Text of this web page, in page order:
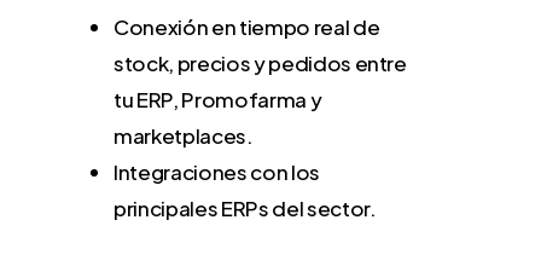
Conexión en tiempo real de
stock, precios y pedidos entre
tu ERP, Promofarma y
marketplaces.
Integraciones con los
principales ERPs del sector.